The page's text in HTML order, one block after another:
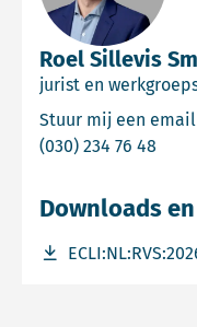
Roel Sillevis
jurist en
Stuur mij een email
(030) 234 76 48
Downloads
Download bestand